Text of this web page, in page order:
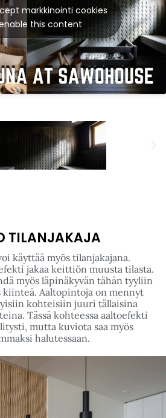
Kuopiosta. Pukuhuoneessa
jossa ovi on sulautettu
oikeasta valokuvasta.
on koko huoneen kiertävä Spruce
on varsin upea ja metsä- ja
hienoa tunnelmaa. Mukana
Tiina Ruotsi.
markkinointi cookies
TILANJAKAJA
käyttää myös tilanjakajana.